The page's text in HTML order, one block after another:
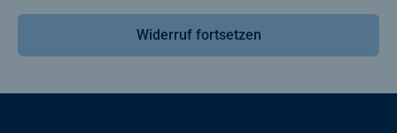
Widerruf fortsetzen